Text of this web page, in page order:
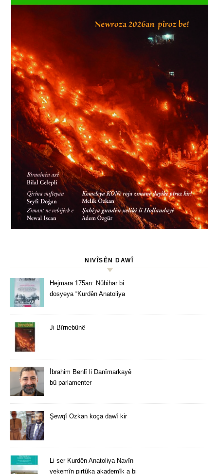
NIVÎSÊN DAWÎ
Hejmara 175an: Nûbihar bi
dosyeya “Kurdên Anatoliya
Ji Bîrnebûnê
İbrahim Benlî li Danîmarkayê
bû parlamenter
Şewqî Ozkan koça dawî kir
Li ser Kurdên Anatoliya Navîn
yekemîn pirtûka akademîk a bi